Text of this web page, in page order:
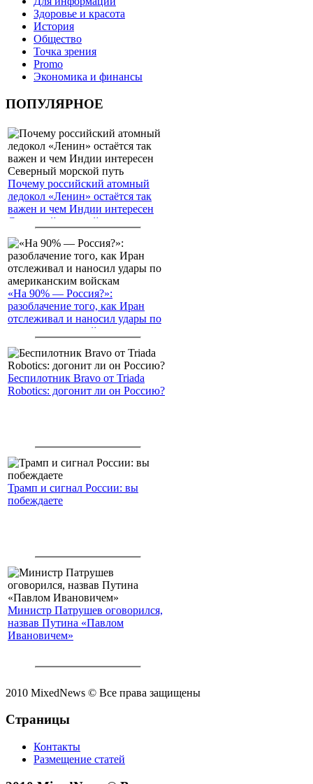
Здоровье и красота
История
Общество
Точка зрения
Promo
Экономика и финансы
ПОПУЛЯРНОЕ
Почему российский атомный
ледокол «Ленин» остаётся так
важен и чем Индии интересен
Северный морской путь
«На 90% — Россия?»:
разоблачение того, как Иран
отслеживал и наносил удары по
американским войскам
Беспилотник Bravo от Triada
Robotics: догонит ли он Россию?
Трамп и сигнал России: вы
побеждаете
Министр Патрушев оговорился,
назвав Путина «Павлом
Ивановичем»
2010 MixedNews © Все права защищены
Страницы
Контакты
Размещение статей